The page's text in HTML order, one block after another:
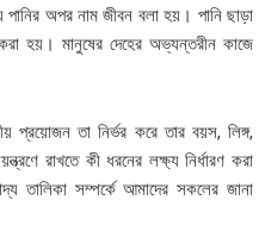
অপর নাম জীবন বলা হয়। পানি ছাড়া
করা হয়। মানুষের দেহের অভ্যন্তরীন কাজে
প্রয়োজন তা নির্ভর করে তার বয়স, লিঙ্গ,
রাখতে কী ধরনের লক্ষ্য নির্ধারণ করা
তালিকা সম্পর্কে আমাদের সকলের জানা